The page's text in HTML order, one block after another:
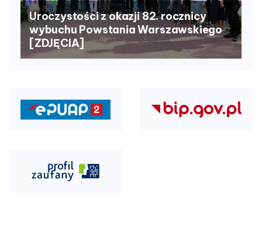
Uroczystości z okazji 82. rocznicy
wybuchu Powstania Warszawskiego
[ZDJĘCIA]